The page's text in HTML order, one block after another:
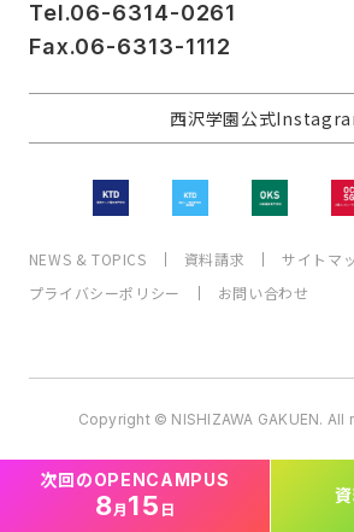
Tel.06-6314-0261
Fax.06-6313-1112
西沢学園公式
NEWS & TOPICS 資料請求
サイトマ
プライバシーポリシー
お問い合わせ
Copyright © NISHIZAWA GAKUEN.
次回のOPENCAMPUS
8月 15 日